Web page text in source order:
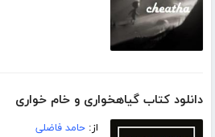
دانلود کتاب گیاهخواری و خام خواری
از:حامد فاضلی